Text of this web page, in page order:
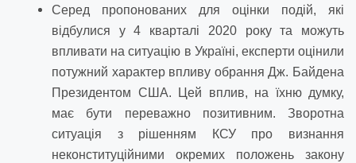
Серед пропонованих для оцінки подій, які
відбулися у 4 кварталі 2020 року та можуть
впливати на ситуацію в Україні, експерти оцінили
потужний характер впливу обрання Дж. Байдена
Президентом США. Цей вплив, на їхню думку,
має бути переважно позитивним. Зворотна
ситуація з рішенням КСУ про визнання
неконституційними окремих положень закону